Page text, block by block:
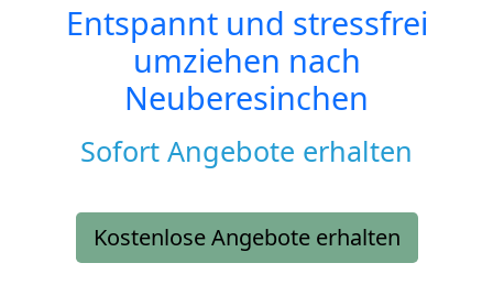
Entspannt und stressfrei
umziehen nach
Neuberesinchen
Sofort Angebote erhalten
Kostenlose Angebote erhalten